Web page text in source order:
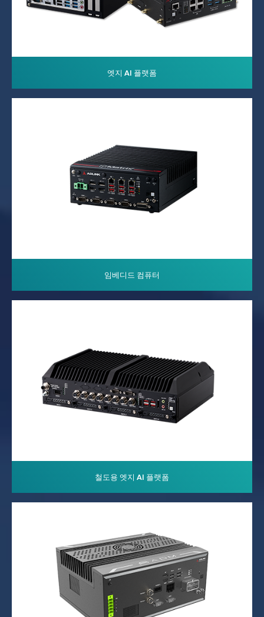
엣지 AI 플랫폼
임베디드 컴퓨터
철도용 엣지 AI 플랫폼